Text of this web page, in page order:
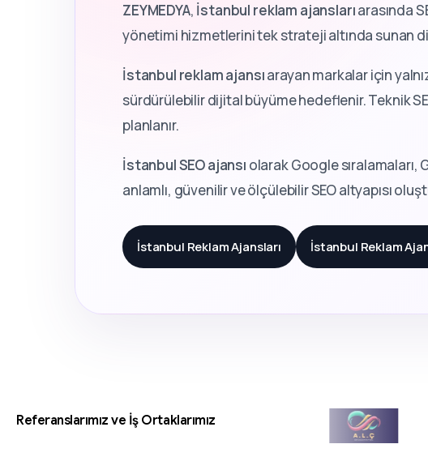
ZEYMEDYA, İstanbul reklam ajanslarıarasında
yönetimi hizmetlerini tek strateji altında sunan
İstanbul reklam ajansıarayan markalar için
sürdürülebilir dijital büyüme hedeflenir. Teknik
planlanır.
İstanbul SEO ajansı olarak Google
anlamlı, güvenilir ve ölçülebilir SEO altyapısı
İstanbul Reklam Ajansları İstanbul Reklam
Referanslarımız ve İş Ortaklarımız